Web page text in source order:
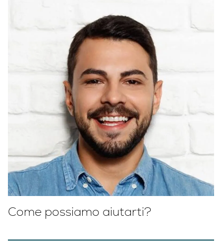
Come possiamo aiutarti?